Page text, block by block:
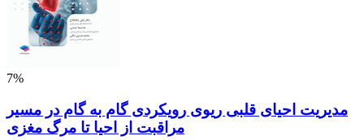
7%
مدیریت احیای قلبی ریوی رویکردی گام به گام در مسیر
مراقبت از احیا تا مرگ مغزی